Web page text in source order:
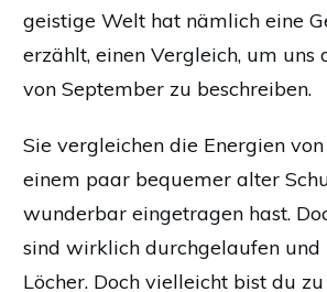
geistige Welt hat nämlich eine
erzählt, einen Vergleich, um uns
von September zu beschreiben.
Sie vergleichen die Energien
einem paar bequemer alter
wunderbar eingetragen hast.
sind wirklich durchgelaufen und
Löcher. Doch vielleicht bist du